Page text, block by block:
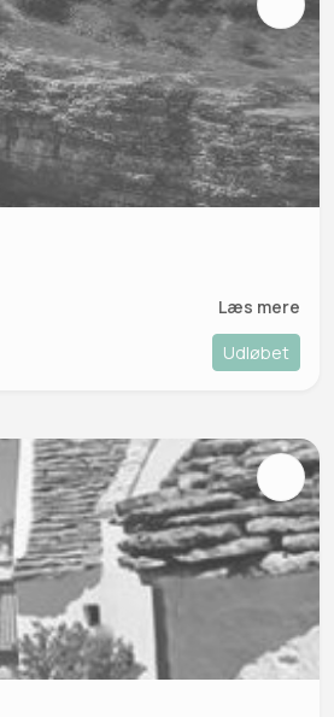
Læs mere
Udløbet